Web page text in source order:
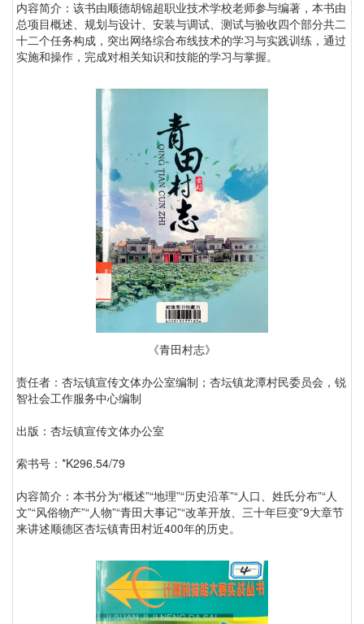
内容简介：该书由顺德胡锦超职业技术学校老师参与编著，本书由
总项目概述、规划与设计、安装与调试、测试与验收四个部分共二
十二个任务构成，突出网络综合布线技术的学习与实践训练，通过
实施和操作，完成对相关知识和技能的学习与掌握。
《青田村志》
责任者：杏坛镇宣传文体办公室编制；杏坛镇龙潭村民委员会，锐
智社会工作服务中心编制
出版：杏坛镇宣传文体办公室
索书号：*K296.54/79
内容简介：本书分为“概述”“地理”“历史沿革”“人口、姓氏分布”“人
文”“风俗物产”“人物”“青田大事记”“改革开放、三十年巨变”9大章节
来讲述顺德区杏坛镇青田村近400年的历史。